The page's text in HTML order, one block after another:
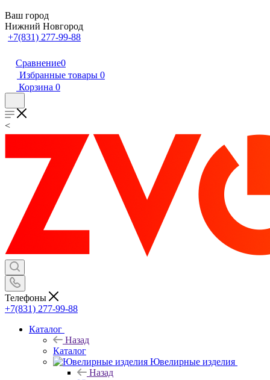
Ваш город
Нижний Новгород
+7(831) 277-99-88
Сравнение0
Избранные товары 0
Корзина 0
<
Телефоны
+7(831) 277-99-88
Каталог
Назад
Каталог
Ювелирные изделия
Назад